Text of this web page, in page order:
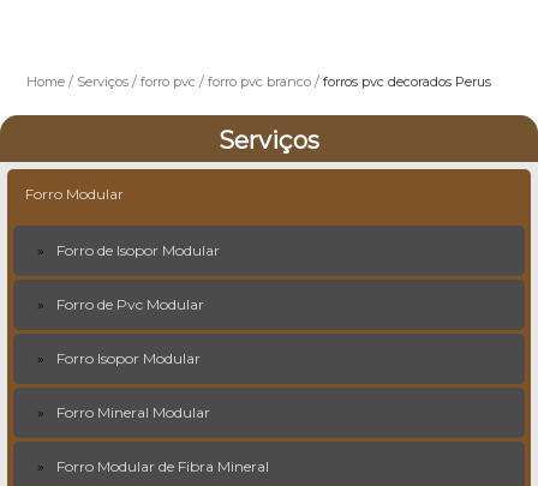
Home Serviços forro pvc forro pvc branco forros pvc decorados Perus
Serviços
Forro Modular
Forro de Isopor Modular
Forro de Pvc Modular
Forro Isopor Modular
Forro Mineral Modular
Forro Modular de Fibra Mineral